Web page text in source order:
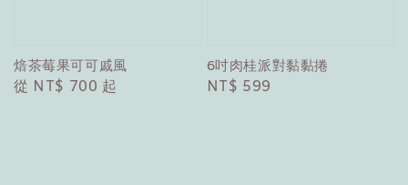
焙茶莓果可可戚風
Regular
從 NT$ 700 起
6吋肉桂派對黏黏捲
Regular
NT$ 599